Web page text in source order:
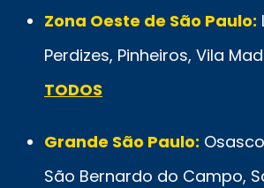
Zona Oeste de São Paulo:
Perdizes, Pinheiros, Vila
TODOS
Grande São Paulo:
São Bernardo do Campo,